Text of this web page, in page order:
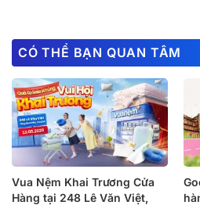
CÓ THỂ BẠN QUAN TÂM
Vua Nệm Khai Trương Cửa
Hàng tại 248 Lê Văn Việt,